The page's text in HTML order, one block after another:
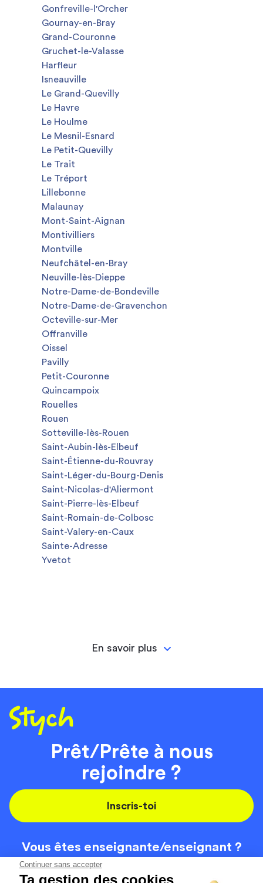
Continuer sans accepter
Ta gestion des cookies
Gonfreville-l'Orcher
Gournay-en-Bray
Grand-Couronne
Gruchet-le-Valasse
Harfleur
Isneauville
Le Grand-Quevilly
Le Havre
Le Houlme
Le Mesnil-Esnard
Le Petit-Quevilly
Le Trait
Le Tréport
Lillebonne
Malaunay
Mont-Saint-Aignan
Montivilliers
Montville
Neufchâtel-en-Bray
Neuville-lès-Dieppe
Notre-Dame-de-Bondeville
Notre-Dame-de-Gravenchon
Octeville-sur-Mer
Offranville
Oissel
Pavilly
Petit-Couronne
Quincampoix
Rouelles
Rouen
Sotteville-lès-Rouen
Saint-Aubin-lès-Elbeuf
Saint-Étienne-du-Rouvray
Saint-Léger-du-Bourg-Denis
Saint-Nicolas-d'Aliermont
Saint-Pierre-lès-Elbeuf
Saint-Romain-de-Colbosc
Saint-Valery-en-Caux
Sainte-Adresse
Yvetot
En savoir plus
Prêt/Prête à nous
rejoindre ?
Inscris-toi
Vous êtes enseignante/enseignant ?
On recrute